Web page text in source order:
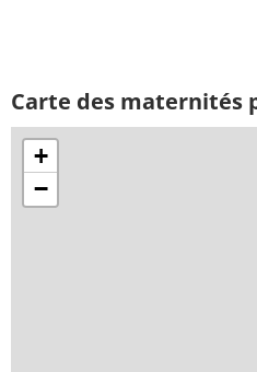
Carte des maternités
+
−